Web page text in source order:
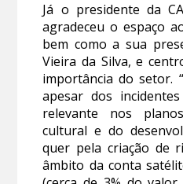
Já o presidente da
agradeceu o espaço
bem como a sua
Vieira da Silva, e
importância do setor.
apesar dos
relevante nos
cultural e do
quer pela criação de
âmbito da conta